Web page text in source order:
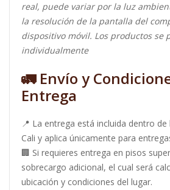
real, puede variar por la luz
la resolución de la pantalla del
dispositivo móvil. Los productos se
individualmente
🚛 Envío y
Entrega
📍 La entrega está incluida dentro
Cali y aplica únicamente para
🏢 Si requieres entrega en pisos
sobrecargo adicional, el cual será
ubicación y condiciones del lugar.